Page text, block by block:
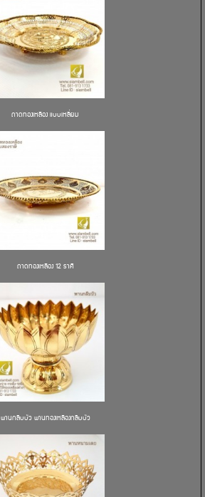
ถาดทองเหลือง แบบเหลี่ยม
ถาดทองเหลือง 12 ราศี
พานกลีบบัว พานทองเหลืองกลีบบัว